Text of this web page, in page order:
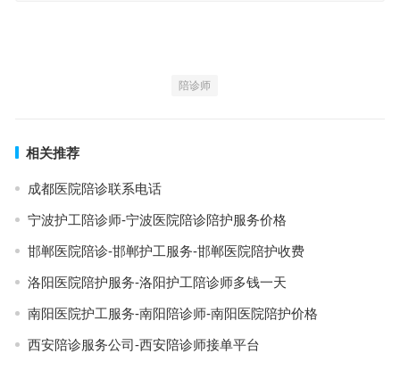
陪诊师
相关推荐
成都医院陪诊联系电话
宁波护工陪诊师-宁波医院陪诊陪护服务价格
邯郸医院陪诊-邯郸护工服务-邯郸医院陪护收费
洛阳医院陪护服务-洛阳护工陪诊师多钱一天
南阳医院护工服务-南阳陪诊师-南阳医院陪护价格
西安陪诊服务公司-西安陪诊师接单平台